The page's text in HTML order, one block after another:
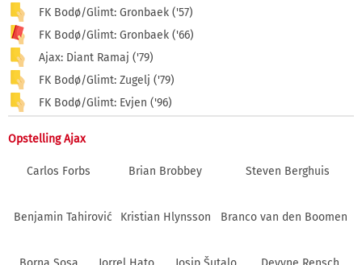
FK Bodø/Glimt: Gronbaek ('57)
FK Bodø/Glimt: Gronbaek ('66)
Ajax: Diant Ramaj ('79)
FK Bodø/Glimt: Zugelj ('79)
FK Bodø/Glimt: Evjen ('96)
Opstelling Ajax
Carlos Forbs Brian Brobbey Steven Berghuis
Benjamin Tahirović Kristian Hlynsson Branco van den Boomen